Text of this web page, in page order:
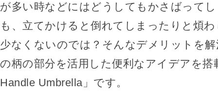
が多い時などにはどうしてもかさばって
も、立てかけると倒れてしまったりと煩
少なくないのでは？そんなデメリットを
の柄の部分を活用した便利なアイデアを搭
Handle Umbrella」です。